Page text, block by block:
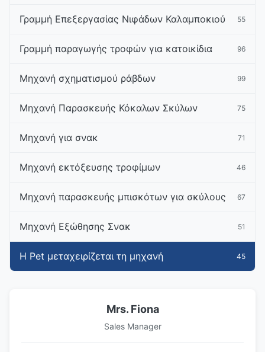
Γραμμή Επεξεργασίας Νιφάδων Καλαμποκιού 55
Γραμμή παραγωγής τροφών για κατοικίδια 96
Μηχανή σχηματισμού ράβδων 99
Μηχανή Παρασκευής Κόκαλων Σκύλων 75
Μηχανή για σνακ 71
Μηχανή εκτόξευσης τροφίμων 46
Μηχανή παρασκευής μπισκότων για σκύλους 67
Μηχανή Εξώθησης Σνακ 51
Η Pet μεταχειρίζεται τη μηχανή 45
Mrs. Fiona
Sales Manager